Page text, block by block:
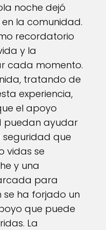
noche dejó
la comunidad.
recordatorio
y la
cada momento.
tratando de
experiencia,
el apoyo
puedan ayudar
que
vidas se
y una
para
se ha forjado un
que puede
La